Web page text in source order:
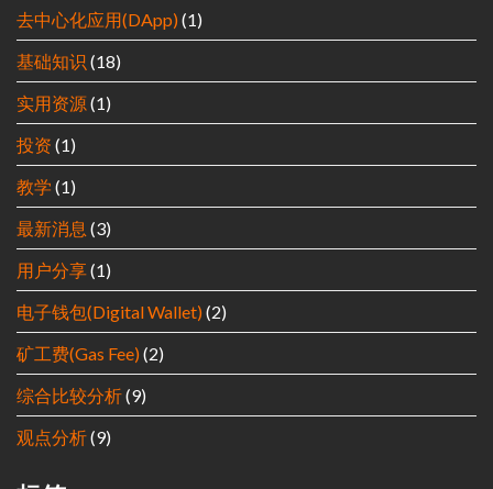
去中心化应用(DApp) (1)
基础知识 (18)
实用资源(1)
投资 (1)
教学 (1)
最新消息 (3)
用户分享(1)
电子钱包(Digital Wallet) (2)
矿工费(Gas Fee) (2)
综合比较分析(9)
观点分析(9)